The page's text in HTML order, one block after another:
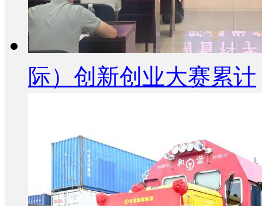
际）创新创业大赛累计